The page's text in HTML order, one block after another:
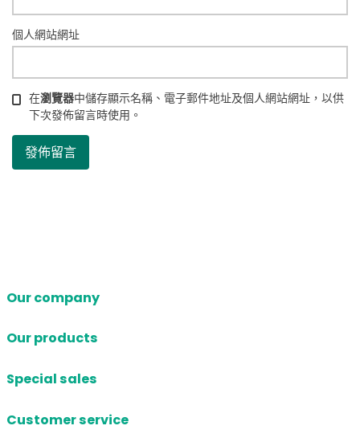
個人網站網址
在瀏覽器中儲存顯示名稱、電子郵件地址及個人網站網址，以供
下次發佈留言時使用。
Our company
Our products
Special sales
Customer service